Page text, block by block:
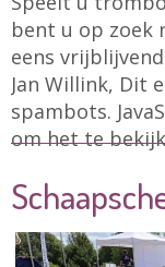
bent u op zoek
eens
Jan Willink, Dit
spambots.
om het te